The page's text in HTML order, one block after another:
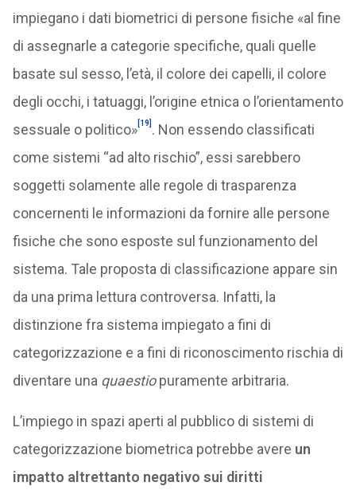
impiegano i dati biometrici di persone fisiche «al fine
di assegnarle a categorie specifiche, quali quelle
basate sul sesso, l’età, il colore dei capelli, il colore
degli occhi, i tatuaggi, l’origine etnica o l’orientamento
sessuale o politico»[19] . Non essendo classificati
come sistemi “ad alto rischio”, essi sarebbero
soggetti solamente alle regole di trasparenza
concernenti le informazioni da fornire alle persone
fisiche che sono esposte sul funzionamento del
sistema. Tale proposta di classificazione appare sin
da una prima lettura controversa. Infatti, la
distinzione fra sistema impiegato a fini di
categorizzazione e a fini di riconoscimento rischia di
diventare una quaestiopuramente arbitraria.
L’impiego in spazi aperti al pubblico di sistemi di
categorizzazione biometrica potrebbe avere un
impatto altrettanto negativo sui diritti